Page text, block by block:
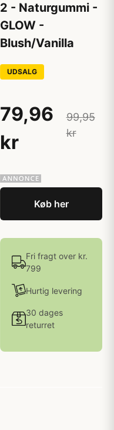
2 - Naturgummi -
GLOW -
Blush/Vanilla
UDSALG
79,96
kr
99,95
kr
Køb her
Fri fragt over kr.
799
Hurtig levering
30 dages
returret